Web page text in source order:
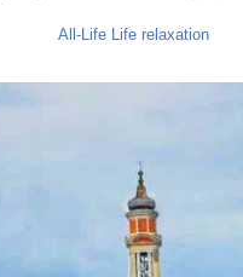
All-Life Life relaxation